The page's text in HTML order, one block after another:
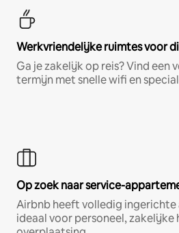
Werkvriendelijke ruimtes voor
Ga je zakelijk op reis? Vind een
termijn met snelle wifi en
Op zoek naar service-
Airbnb heeft volledig
ideaal voor personeel, zakelijke